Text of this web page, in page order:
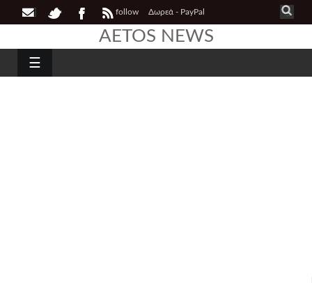
follow Δωρεά - PayPal
AETOS NEWS
☰